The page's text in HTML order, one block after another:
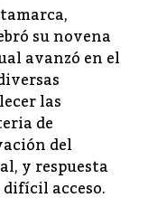
su novena
avanzó en el
las
de
del
y respuesta
acceso.